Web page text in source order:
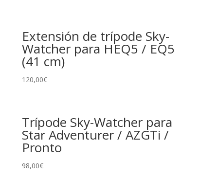
Extensión de trípode Sky-
Watcher para HEQ5 / EQ5
(41 cm)
120,00€
Trípode Sky-Watcher para
Star Adventurer / AZGTi /
Pronto
98,00€